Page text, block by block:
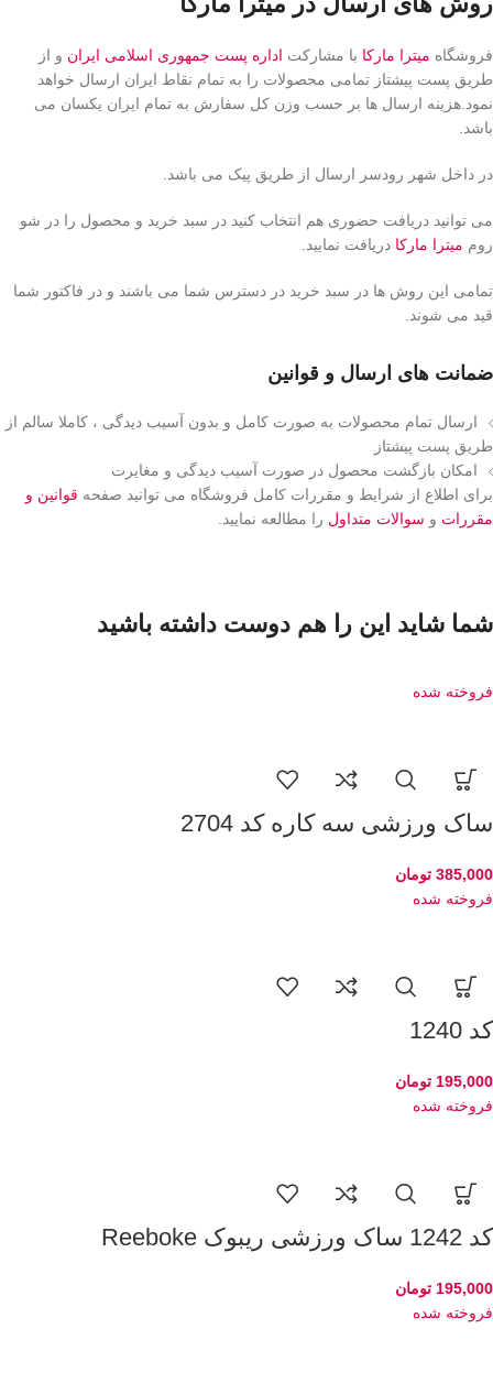
فروشگاه میترا مارکا با مشارکت اداره پست جمهوری اسلامی ایران و از
طریق پست پیشتاز تمامی محصولات را به تمام نقاط ایران ارسال خواهد
نمود.هزینه ارسال ها بر حسب وزن کل سفارش به تمام ایران یکسان می
باشد.
در داخل شهر رودسر ارسال از طریق پیک می باشد.
می توانید دریافت حضوری هم انتخاب کنید در سبد خرید و محصول را در شو
روم میترا مارکا دریافت نمایید.
تمامی این روش ها در سبد خرید در دسترس شما می باشند و در فاکتور شما
قید می شوند.
ضمانت های ارسال و قوانین
ارسال تمام محصولات به صورت کامل و بدون آسیب دیدگی ، کاملا سالم از
طریق پست پیشتاز
امکان بازگشت محصول در صورت آسیب دیدگی و مغایرت
برای اطلاع از شرایط و مقررات کامل فروشگاه می توانید صفحه قوانین و
مقررات و سوالات متداول را مطالعه نمایید.
شما شاید این را هم دوست داشته باشید
فروخته شده
ساک ورزشی سه کاره کد 2704
385,000 تومان
فروخته شده
کد 1240
195,000 تومان
فروخته شده
کد 1242 ساک ورزشی ریبوک Reeboke
195,000 تومان
فروخته شده